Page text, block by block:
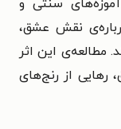
سنتی و
نقش عشق،
مطالعه‌ی این اثر
رهایی از رنج‌های